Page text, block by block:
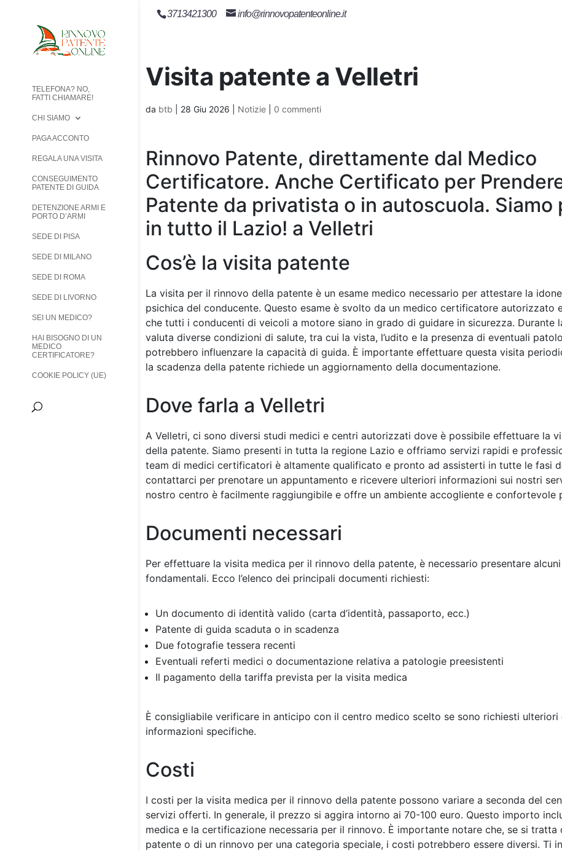
3713421300 info@rinnovopatenteonline.it
TELEFONA? NO,
FATTI CHIAMARE!
CHI SIAMO
PAGA ACCONTO
REGALA UNA VISITA
CONSEGUIMENTO
PATENTE DI GUIDA
DETENZIONE ARMI E
PORTO D’ARMI
SEDE DI PISA
SEDE DI MILANO
SEDE DI ROMA
SEDE DI LIVORNO
SEI UN MEDICO?
HAI BISOGNO DI UN
MEDICO
CERTIFICATORE?
COOKIE POLICY (UE)
Visita patente a Velletri
da btb 28 Giu 2026 Notizie 0 commenti
Rinnovo Patente, direttamente dal Medico
Certificatore. Anche Certificato per
Patente da privatista o in autoscuola. Siamo
in tutto il Lazio! a Velletri
Cos’è la visita patente
La visita per il rinnovo della patente è un esame medico necessario per attestare la
psichica del conducente. Questo esame è svolto da un medico certificatore autorizzato
che tutti i conducenti di veicoli a motore siano in grado di guidare in sicurezza. Durante
valuta diverse condizioni di salute, tra cui la vista, l’udito e la presenza di eventuali
potrebbero influenzare la capacità di guida. È importante effettuare questa visita
la scadenza della patente richiede un aggiornamento della documentazione.
Dove farla a Velletri
A Velletri, ci sono diversi studi medici e centri autorizzati dove è possibile effettuare la
della patente. Siamo presenti in tutta la regione Lazio e offriamo servizi rapidi e
team di medici certificatori è altamente qualificato e pronto ad assisterti in tutte le fasi
contattarci per prenotare un appuntamento e ricevere ulteriori informazioni sui nostri
nostro centro è facilmente raggiungibile e offre un ambiente accogliente e confortevole
Documenti necessari
Per effettuare la visita medica per il rinnovo della patente, è necessario presentare
fondamentali. Ecco l’elenco dei principali documenti richiesti:
Un documento di identità valido (carta d’identità, passaporto, ecc.)
Patente di guida scaduta o in scadenza
Due fotografie tessera recenti
Eventuali referti medici o documentazione relativa a patologie preesistenti
Il pagamento della tariffa prevista per la visita medica
È consigliabile verificare in anticipo con il centro medico scelto se sono richiesti ulteriori
informazioni specifiche.
Costi
I costi per la visita medica per il rinnovo della patente possono variare a seconda del
servizi offerti. In generale, il prezzo si aggira intorno ai 70-100 euro. Questo importo
medica e la certificazione necessaria per il rinnovo. È importante notare che, se si tratta
patente o di un rinnovo per una categoria speciale, i costi potrebbero essere diversi. Ti